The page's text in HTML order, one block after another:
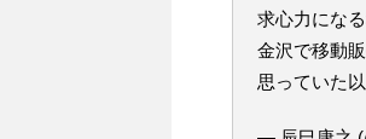
求心力にな
金沢で移動
思っていた